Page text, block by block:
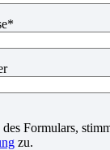
Formulars,
zu.